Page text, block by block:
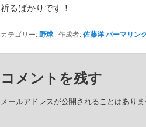
祈るばかりです！
カテゴリー:野球作成者:佐藤洋パーマリン
コメントを残す
メールアドレスが公開されることはありま